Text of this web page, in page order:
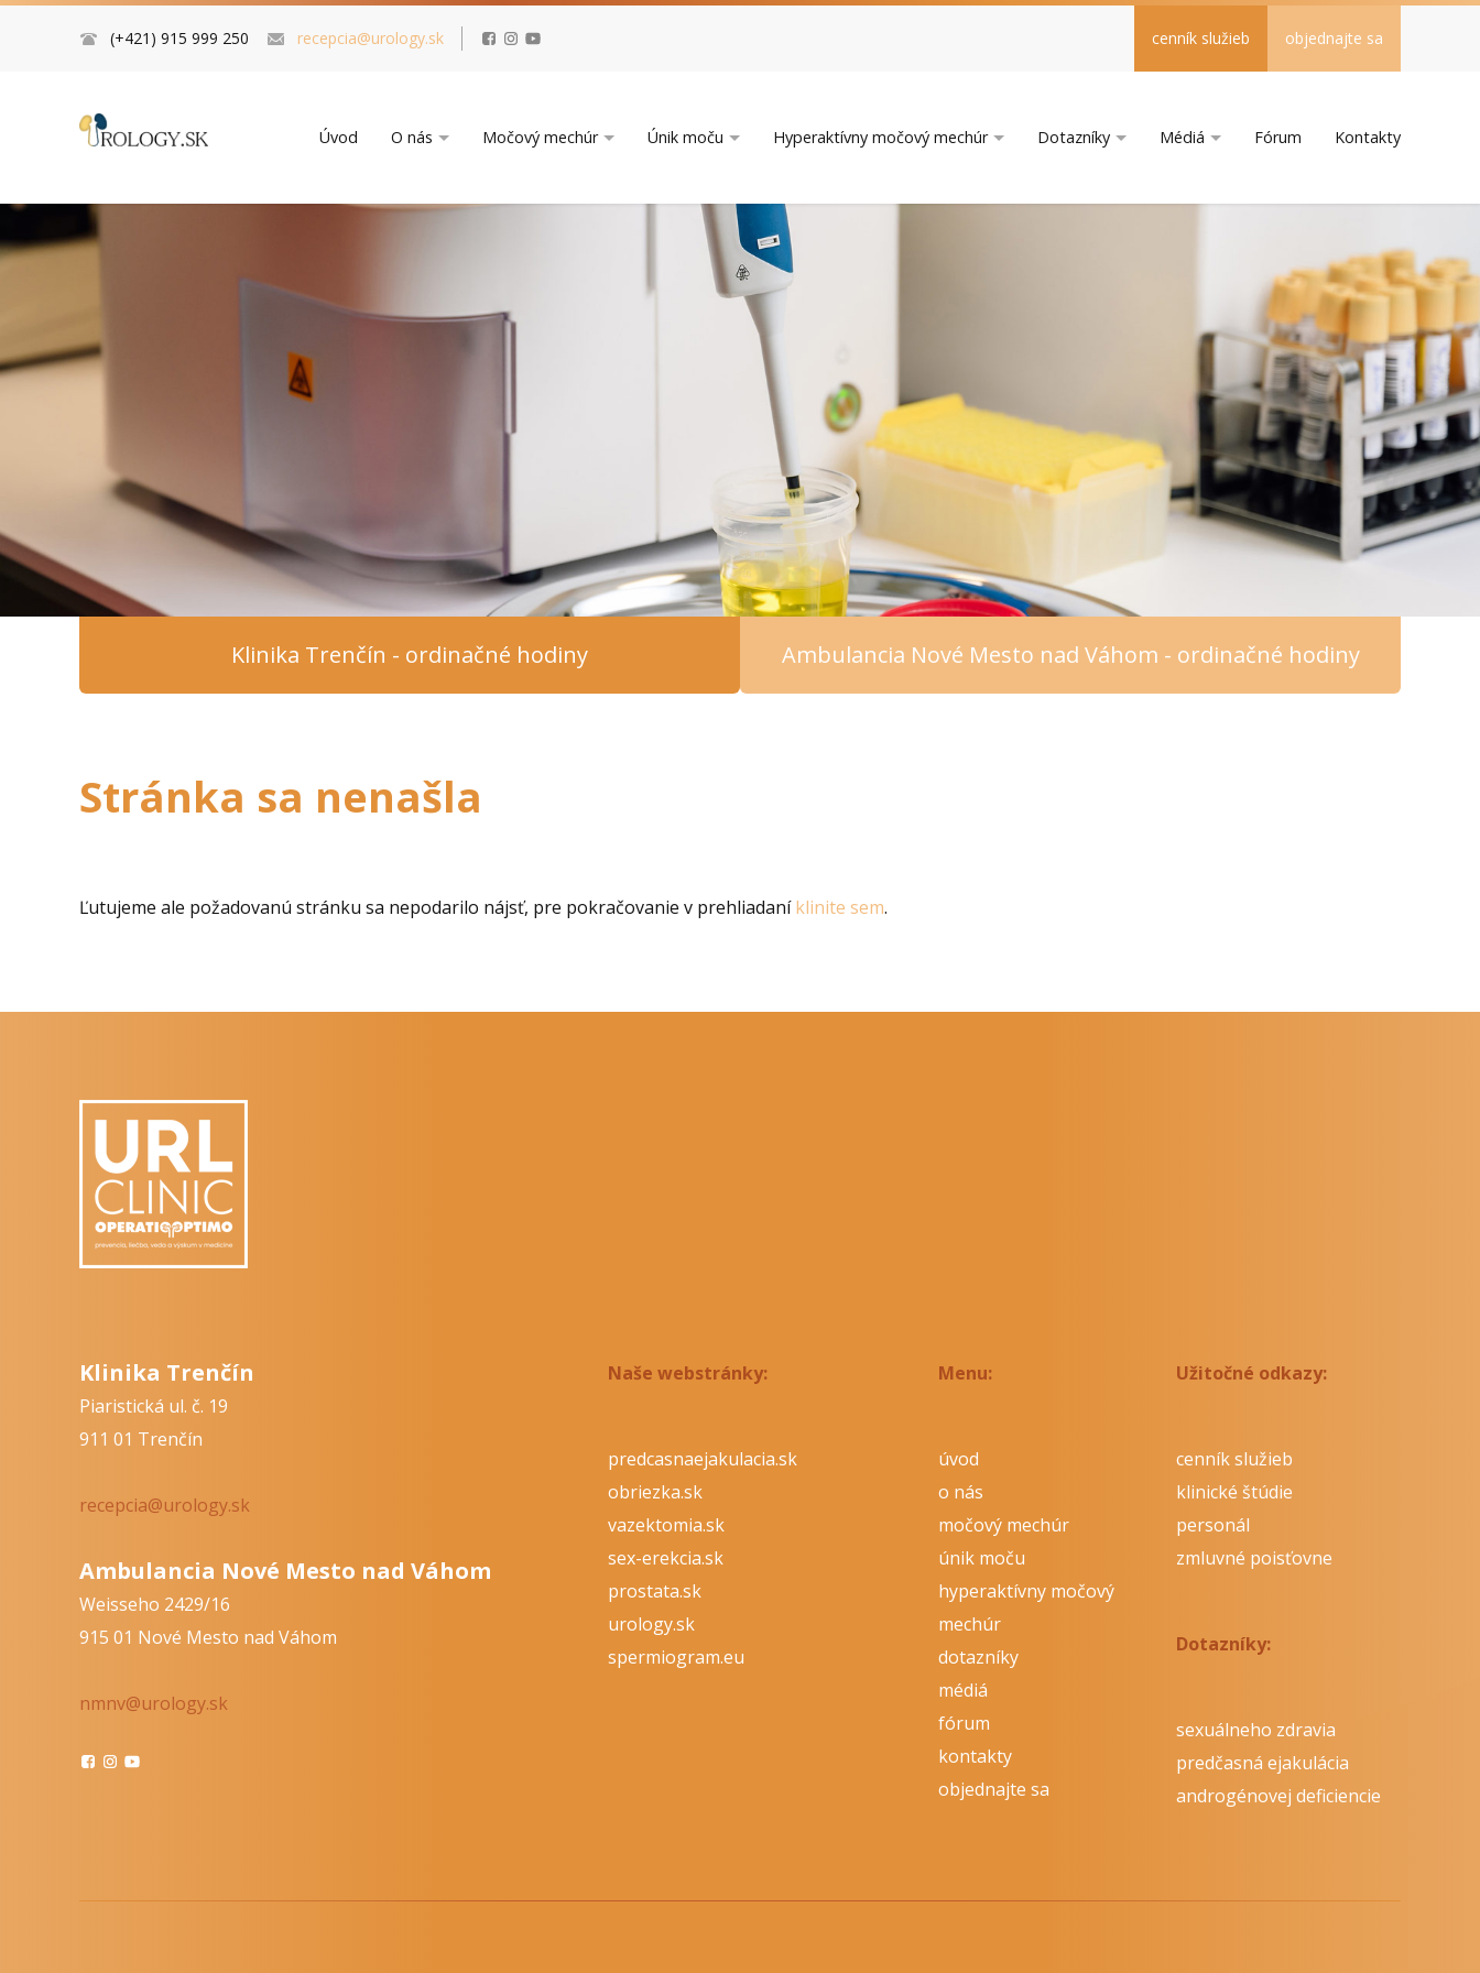
(+421) 915 999 250 recepcia@urology.sk cenník služieb objednajte sa
Úvod O nás Močový mechúr Únik moču Hyperaktívny močový mechúr Dotazníky Médiá Fórum Kontakty
Klinika Trenčín - ordinačné hodiny Ambulancia Nové Mesto nad Váhom - ordinačné hodiny
Stránka sa nenašla
Ľutujeme ale požadovanú stránku sa nepodarilo nájsť, pre pokračovanie v prehliadaníklinite sem.
Klinika Trenčín
Piaristická ul. č. 19
911 01 Trenčín
recepcia@urology.sk
Ambulancia Nové Mesto nad Váhom
Weisseho 2429/16
915 01 Nové Mesto nad Váhom
nmnv@urology.sk
Naše webstránky:
predcasnaejakulacia.sk
obriezka.sk
vazektomia.sk
sex-erekcia.sk
prostata.sk
urology.sk
spermiogram.eu
Menu:
úvod
o nás
močový mechúr
únik moču
hyperaktívny močový
mechúr
dotazníky
médiá
fórum
kontakty
objednajte sa
Užitočné odkazy:
cenník služieb
klinické štúdie
personál
zmluvné poisťovne
Dotazníky:
sexuálneho zdravia
predčasná ejakulácia
androgénovej deficiencie